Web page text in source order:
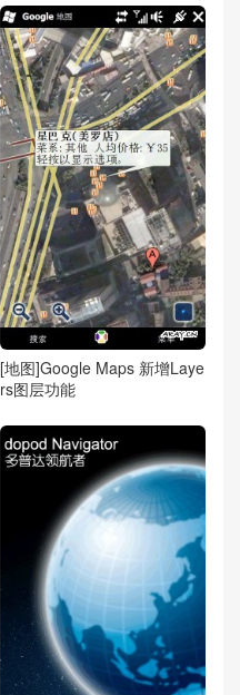
[地图]Google Maps 新增Laye
rs图层功能